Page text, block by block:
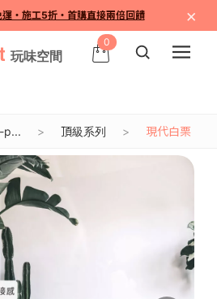
・施工5折・首購直接兩倍回饋 ×
0
p... 頂級系列 現代白栗